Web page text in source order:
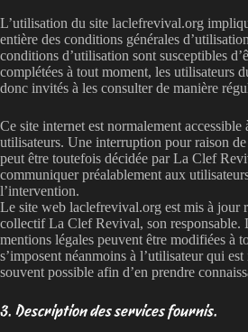
L’utilisation du site laclefrevival.org
entière des conditions générales
conditions d’utilisation sont susceptibles
complétées à tout moment, les utilisateurs
donc invités à les consulter de manière
Ce site internet est normalement
utilisateurs. Une interruption pour raison
peut être toutefois décidée par La Clef
communiquer préalablement aux
l’intervention.
Le site web laclefrevival.org est mis à jour
collectif La Clef Revival, son responsable.
mentions légales peuvent être modifiées à
s’imposent néanmoins à l’utilisateur qui
souvent possible afin d’en prendre
3. Description des services fournis.